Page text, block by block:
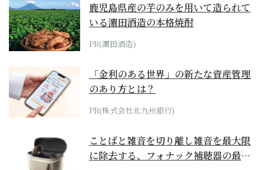
鹿児島県産の芋のみを用いて造られて
いる濵田酒造の本格焼酎
PR(濵田酒造)
「金利のある世界」の新たな資産管理
のあり方とは？
PR(株式会社北九州銀行)
ことばと雑音を切り離し雑音を最大限
に除去する、フォナック補聴器の最上